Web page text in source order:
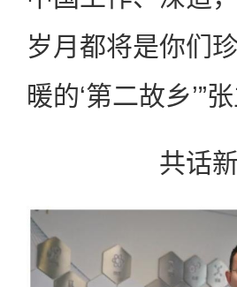
岁月都将是你们
暖的‘第二故乡’”
共话